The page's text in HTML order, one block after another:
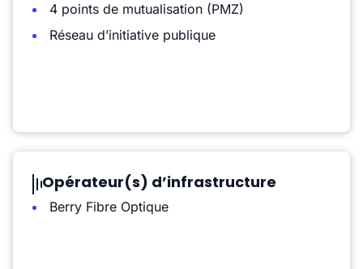
4 points de mutualisation (PMZ)
Réseau d’initiative publique
Opérateur(s) d’infrastructure
Berry Fibre Optique